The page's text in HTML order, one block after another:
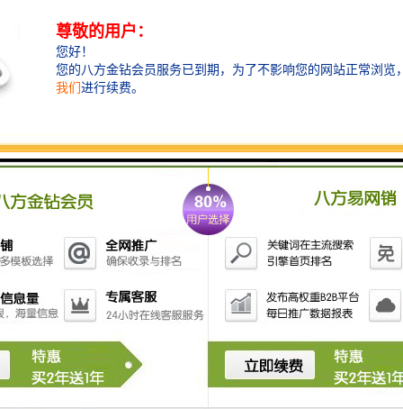
1.0mm/2.0mm/1.5mm
项目负责人统等协湖该项口，以《压待设备风
险评估指南》为该系列标准项口启动第一地，
并以此同步启动国际标准制定，做到超前部
署、超前
防范，促进待造机械安全形势的，进一推动我
国诗造机械高质量、高水平、高标准发展、抢
占国际铸造安全发展的新坐标。此次铸造机械
风险评估指南系列标准的研制工作，由全国机
械安全标准化技术**和全国铸道机械标准化技